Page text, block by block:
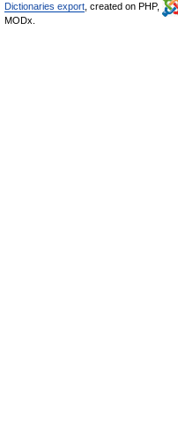
Dictionaries export , created on PHP,
MODx.